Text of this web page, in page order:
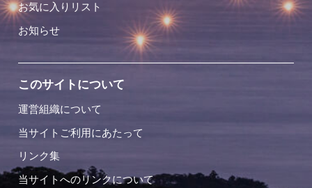
お気に入りリスト
お知らせ
このサイトについて
運営組織について
当サイトご利用にあたって
リンク集
当サイトへのリンクについて